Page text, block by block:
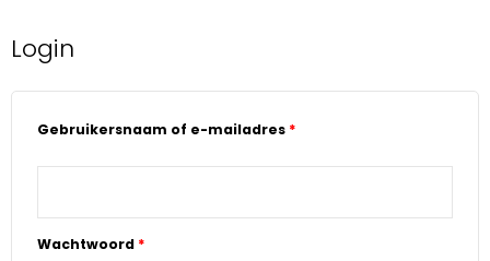
Login
Gebruikersnaam of e-mailadres *
Wachtwoord *